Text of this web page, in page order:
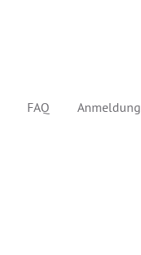
FAQ Anmeldung